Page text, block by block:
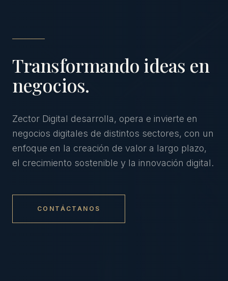
Transformando ideas en
negocios.
Zector Digital desarrolla, opera e invierte en
negocios digitales de distintos sectores, con un
enfoque en la creación de valor a largo plazo,
el crecimiento sostenible y la innovación digital.
CONTÁCTANOS